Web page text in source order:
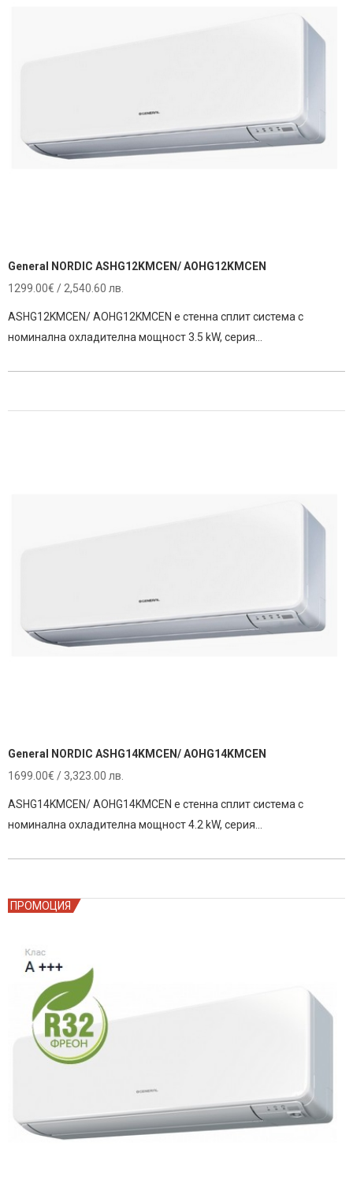
General NORDIC ASHG12KMCEN/ AOHG12KMCEN
1299.00€ / 2,540.60 лв.
ASHG12KMCEN/ AOHG12KMCEN е стенна сплит система с
номинална охладителна мощност 3.5 kW, серия…
General NORDIC ASHG14KMCEN/ AOHG14KMCEN
1699.00€ / 3,323.00 лв.
ASHG14KMCEN/ AOHG14KMCEN е стенна сплит система с
номинална охладителна мощност 4.2 kW, серия…
ПРОМОЦИЯ